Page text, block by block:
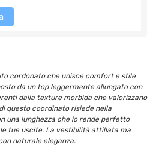
cordonato che unisce comfort e stile
da un top leggermente allungato con
dalla texture morbida che valorizzano
questo coordinato risiede nella
una lunghezza che lo rende perfetto
tue uscite. La vestibilità attillata ma
naturale eleganza.